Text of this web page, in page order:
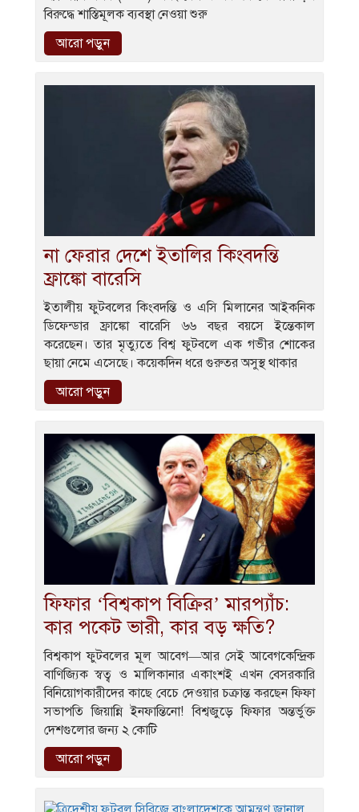
বিরুদ্ধে শাস্তিমূলক ব্যবস্থা নেওয়া শুরু
আরো পড়ুন
না ফেরার দেশে ইতালির কিংবদন্তি
ফ্রাঙ্কো বারেসি
ইতালীয় ফুটবলের কিংবদন্তি ও এসি মিলানের আইকনিক
ডিফেন্ডার ফ্রাঙ্কো বারেসি ৬৬ বছর বয়সে ইন্তেকাল
করেছেন। তার মৃত্যুতে বিশ্ব ফুটবলে এক গভীর শোকের
ছায়া নেমে এসেছে। কয়েকদিন ধরে গুরুতর অসুস্থ থাকার
আরো পড়ুন
ফিফার ‘বিশ্বকাপ বিক্রির’ মারপ্যাঁচ:
কার পকেট ভারী, কার বড় ক্ষতি?
বিশ্বকাপ ফুটবলের মূল আবেগ—আর সেই আবেগকেন্দ্রিক
বাণিজ্যিক স্বত্ব ও মালিকানার একাংশই এখন বেসরকারি
বিনিয়োগকারীদের কাছে বেচে দেওয়ার চক্রান্ত করছেন ফিফা
সভাপতি জিয়ান্নি ইনফান্তিনো! বিশ্বজুড়ে ফিফার অন্তর্ভুক্ত
দেশগুলোর জন্য ২ কোটি
আরো পড়ুন